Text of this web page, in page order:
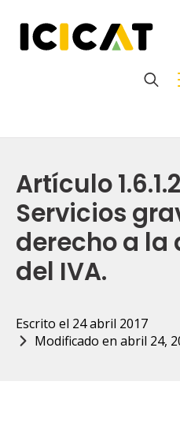
Artículo
Servicios
derecho a la
del IVA.
Escrito el 24 abril 2017
Modificado en abril 24,